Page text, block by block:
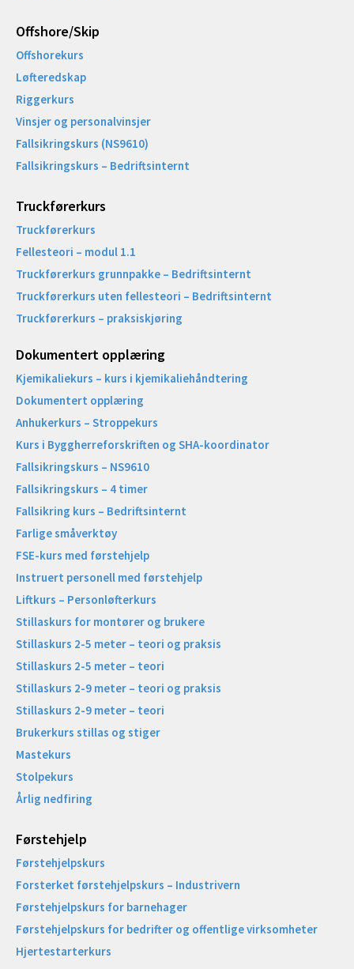
Offshore/Skip​
Offshorekurs
Løfteredskap
Riggerkurs
Vinsjer og personalvinsjer
Fallsikringskurs (NS9610)
Fallsikringskurs – Bedriftsinternt
Truckførerkurs
Truckførerkurs
Fellesteori – modul 1.1
Truckførerkurs grunnpakke – Bedriftsinternt
Truckførerkurs uten fellesteori – Bedriftsinternt
Truckførerkurs – praksiskjøring
Dokumentert opplæring
Kjemikaliekurs – kurs i kjemikaliehåndtering
Dokumentert opplæring
Anhukerkurs – Stroppekurs
Kurs i Byggherreforskriften og SHA-koordinator
Fallsikringskurs – NS9610
Fallsikringskurs – 4 timer
Fallsikring kurs – Bedriftsinternt
Farlige småverktøy
FSE-kurs med førstehjelp
Instruert personell med førstehjelp
Liftkurs – Personløfterkurs
Stillaskurs for montører og brukere
Stillaskurs 2-5 meter – teori og praksis
Stillaskurs 2-5 meter – teori
Stillaskurs 2-9 meter – teori og praksis
Stillaskurs 2-9 meter – teori
Brukerkurs stillas og stiger
Mastekurs
Stolpekurs
Årlig nedfiring
Førstehjelp
Førstehjelpskurs
Forsterket førstehjelpskurs – Industrivern
Førstehjelpskurs for barnehager
Førstehjelpskurs for bedrifter og offentlige virksomheter
Hjertestarterkurs